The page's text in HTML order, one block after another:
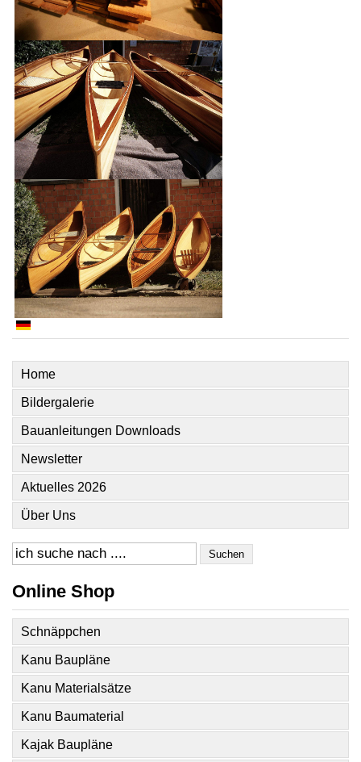
Home
Bildergalerie
Bauanleitungen Downloads
Newsletter
Aktuelles 2026
Über Uns
Suchen
Online Shop
Schnäppchen
Kanu Baupläne
Kanu Materialsätze
Kanu Baumaterial
Kajak Baupläne